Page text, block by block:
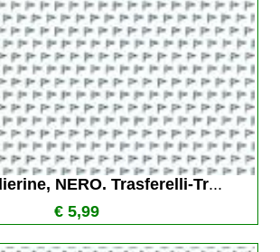
NERO. Trasferelli-Tr...
€ 5,99